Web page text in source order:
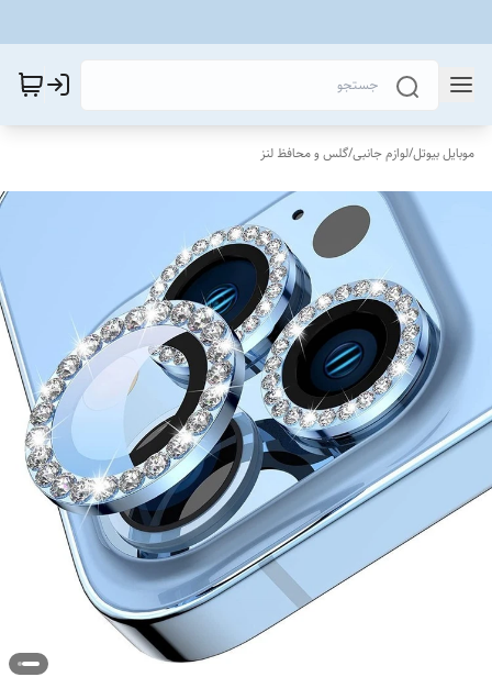
موبایل بیوتل/لوازم جانبی/گلس و محافظ لنز